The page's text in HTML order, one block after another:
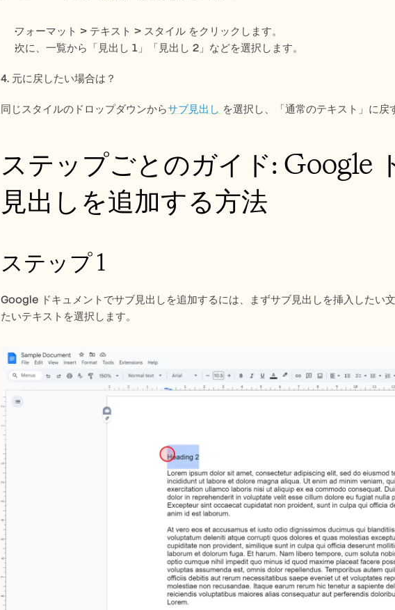
フォーマット > テキスト > スタイル をクリックします。
次に、一覧から「見出し 1」「見出し 2」などを選択します。
4. 元に戻したい場合は？
同じスタイルのドロップダウンからサブ見出し を選択し、「通常のテキスト」に戻
ステップごとのガイド: Google
見出しを追加する方法
ステップ 1
Google ドキュメントでサブ見出しを追加するには、まずサブ見出しを挿入したい
たいテキストを選択します。